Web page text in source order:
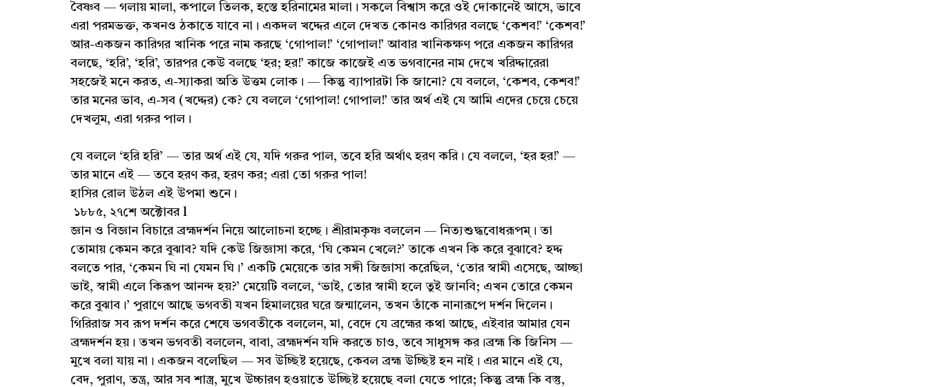
বৈষ্ণব — গলায় মালা, কপালে তিলক, হস্তে হরিনামের মালা। সকলে বিশ্বাস করে ওই দোকানেই আসে, ভাবে
এরা পরমভক্ত, কখনও ঠকাতে যাবে না। একদল খদ্দের এলে দেখত কোনও কারিগর বলছে ‘কেশব!’ ‘কেশব!’
আর-একজন কারিগর খানিক পরে নাম করছে ‘গোপাল!’ ‘গোপাল!’ আবার খানিকক্ষণ পরে একজন কারিগর
বলছে, ‘হরি’, ‘হরি’, তারপর কেউ বলছে ‘হর; হর!’ কাজে কাজেই এত ভগবানের নাম দেখে খরিদ্দারেরা
সহজেই মনে করত, এ-স্যাকরা অতি উত্তম লোক। — কিন্তু ব্যাপারটা কি জানো? যে বললে, ‘কেশব, কেশব!’
তার মনের ভাব, এ-সব (খদ্দের) কে? যে বললে ‘গোপাল! গোপাল!’ তার অর্থ এই যে আমি এদের চেয়ে চেয়ে
দেখলুম, এরা গরুর পাল।
যে বললে ‘হরি হরি’ — তার অর্থ এই যে, যদি গরুর পাল, তবে হরি অর্থাৎ হরণ করি। যে বললে, ‘হর হর!’ —
তার মানে এই — তবে হরণ কর, হরণ কর; এরা তো গরুর পাল!
হাসির রোল উঠল এই উপমা শুনে।
১৮৮৫, ২৭শে অক্টোবর l
জ্ঞান ও বিজ্ঞান বিচারে ব্রহ্মদর্শন নিয়ে আলোচনা হচ্ছে। শ্রীরামকৃষ্ণ বললেন — নিত্যশুদ্ধবোধরূপম্‌। তা
তোমায় কেমন করে বুঝাব? যদি কেউ জিজ্ঞাসা করে, ‘ঘি কেমন খেলে?’ তাকে এখন কি করে বুঝাবে? হদ্দ
বলতে পার, ‘কেমন ঘি না যেমন ঘি।’ একটি মেয়েকে তার সঙ্গী জিজ্ঞাসা করেছিল, ‘তোর স্বামী এসেছে, আচ্ছা
ভাই, স্বামী এলে কিরূপ আনন্দ হয়?’ মেয়েটি বললে, ‘ভাই, তোর স্বামী হলে তুই জানবি; এখন তোরে কেমন
করে বুঝাব।’ পুরাণে আছে ভগবতী যখন হিমালয়ের ঘরে জন্মালেন, তখন তাঁকে নানারূপে দর্শন দিলেন।
গিরিরাজ সব রূপ দর্শন করে শেষে ভগবতীকে বললেন, মা, বেদে যে ব্রহ্মের কথা আছে, এইবার আমার যেন
ব্রহ্মদর্শন হয়। তখন ভগবতী বললেন, বাবা, ব্রহ্মদর্শন যদি করতে চাও, তবে সাধুসঙ্গ কর।ব্রহ্ম কি জিনিস —
মুখে বলা যায় না। একজন বলেছিল — সব উচ্ছিষ্ট হয়েছে, কেবল ব্রহ্ম উচ্ছিষ্ট হন নাই। এর মানে এই যে,
বেদ, পুরাণ, তন্ত্র, আর সব শাস্ত্র, মুখে উচ্চারণ হওয়াতে উচ্ছিষ্ট হয়েছে বলা যেতে পারে; কিন্তু ব্রহ্ম কি বস্তু,